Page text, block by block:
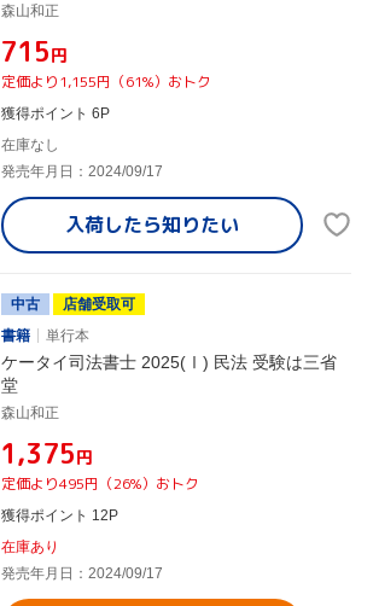
森山和正
¥715円
定価より1,155円（61%）おトク
獲得ポイント 6P
在庫なし
発売年月日：2024/09/17
入荷したら知りたい
中古
店舗受取可
書籍
単行本
ケータイ司法書士 2025(Ⅰ) 民法 受験は三省
堂
森山和正
¥1,375円
定価より495円（26%）おトク
獲得ポイント 12P
在庫あり
発売年月日：2024/09/17